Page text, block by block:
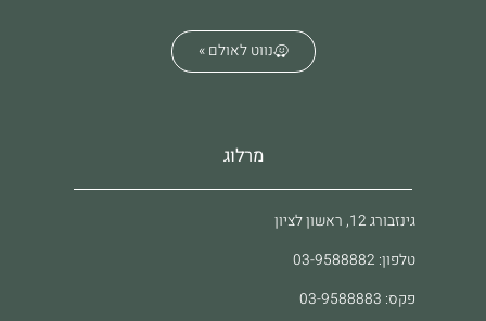
נווט לאולם »
מרלוג
גינזבורג 12, ראשון לציון
טלפון: 03-9588882
פקס: 03-9588883